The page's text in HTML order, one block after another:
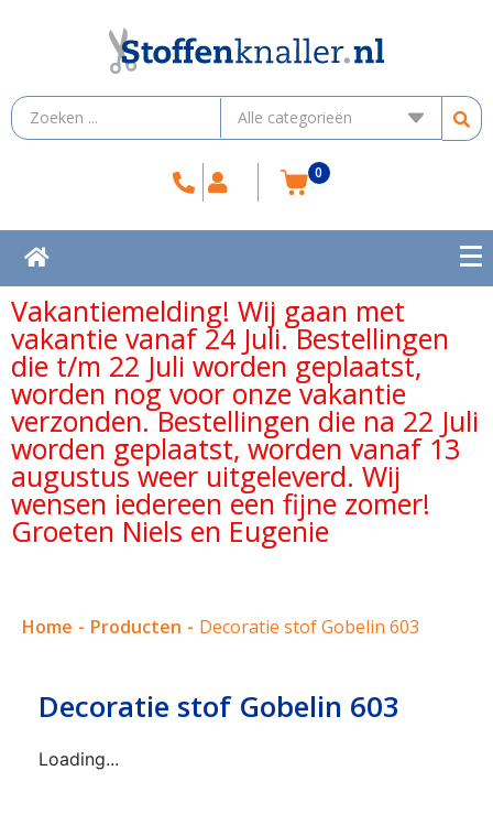
0
Vakantiemelding! Wij gaan met
vakantie vanaf 24 Juli. Bestellingen
die t/m 22 Juli worden geplaatst,
worden nog voor onze vakantie
verzonden. Bestellingen die na 22 Juli
worden geplaatst, worden vanaf 13
augustus weer uitgeleverd. Wij
wensen iedereen een fijne zomer!
Groeten Niels en Eugenie
Home - Producten - Decoratie stof Gobelin 603
Decoratie stof Gobelin 603
Loading...